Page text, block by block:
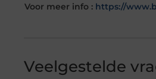
Voor meer info : https://
Veelgestelde